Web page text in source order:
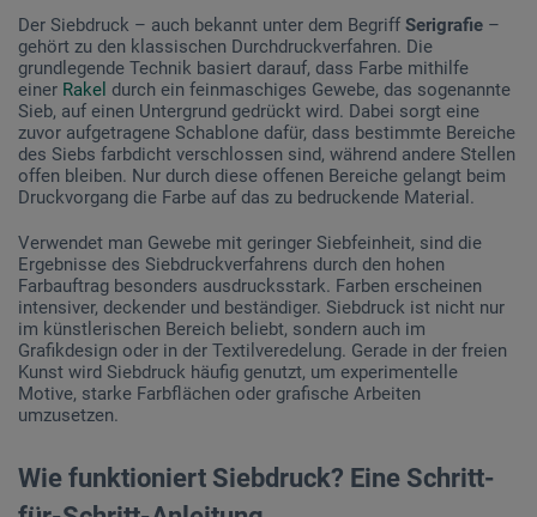
Der Siebdruck – auch bekannt unter dem Begriff Serigrafie –
gehört zu den klassischen Durchdruckverfahren. Die
grundlegende Technik basiert darauf, dass Farbe mithilfe
einer Rakel durch ein feinmaschiges Gewebe, das sogenannte
Sieb, auf einen Untergrund gedrückt wird. Dabei sorgt eine
zuvor aufgetragene Schablone dafür, dass bestimmte Bereiche
des Siebs farbdicht verschlossen sind, während andere Stellen
offen bleiben. Nur durch diese offenen Bereiche gelangt beim
Druckvorgang die Farbe auf das zu bedruckende Material.
Verwendet man Gewebe mit geringer Siebfeinheit, sind die
Ergebnisse des Siebdruckverfahrens durch den hohen
Farbauftrag besonders ausdrucksstark. Farben erscheinen
intensiver, deckender und beständiger. Siebdruck ist nicht nur
im künstlerischen Bereich beliebt, sondern auch im
Grafikdesign oder in der Textilveredelung. Gerade in der freien
Kunst wird Siebdruck häufig genutzt, um experimentelle
Motive, starke Farbflächen oder grafische Arbeiten
umzusetzen.
Wie funktioniert Siebdruck? Eine Schritt-